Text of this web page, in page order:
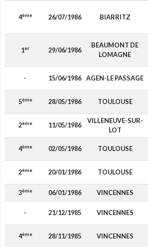
4ème 26/07/1986 BIARRITZ
1er 29/06/1986
BEAUMONT DE
LOMAGNE
- 15/06/1986 AGEN-LE PASSAGE
5ème 28/05/1986 TOULOUSE
2ème 11/05/1986
VILLENEUVE-SUR-
LOT
4ème 02/05/1986 TOULOUSE
2ème 20/01/1986 TOULOUSE
3ème 06/01/1986 VINCENNES
- 21/12/1985 VINCENNES
4ème 28/11/1985 VINCENNES